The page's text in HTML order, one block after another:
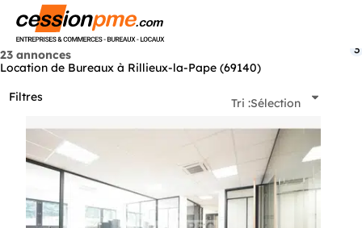
23 annonces
Location de Bureaux à Rillieux-la-Pape (69140)
Filtres
3
Tri :Sélection